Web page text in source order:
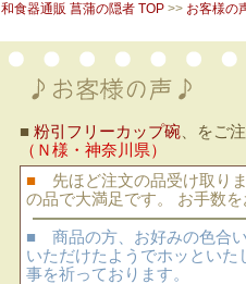
和食器通販 菖蒲の隠者 TOP >> お客様の
■ 粉引フリーカップ碗 、をご
（Ｎ様・神奈川県）
■ 先ほど注文の品受け取り
の品で大満足です。 お手数
■ 商品の方、お好みの色合
いただけたようでホッとい
事を祈っております。